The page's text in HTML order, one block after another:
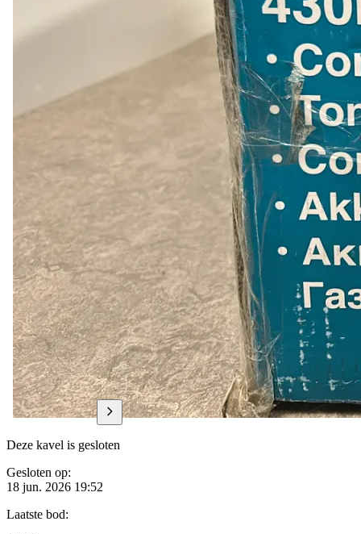
Deze kavel is gesloten
Gesloten op:
18 jun. 2026 19:52
Laatste bod: